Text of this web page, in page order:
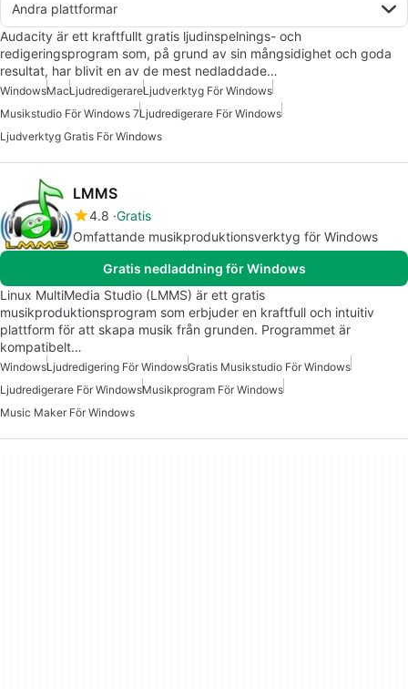
Andra plattformar
Audacity är ett kraftfullt gratis ljudinspelnings- och
redigeringsprogram som, på grund av sin mångsidighet och goda
resultat, har blivit en av de mest nedladdade…
WindowsMacLjudredigerareLjudverktyg För Windows
Musikstudio För Windows 7Ljudredigerare För Windows
Ljudverktyg Gratis För Windows
LMMS
4.8 Gratis
Omfattande musikproduktionsverktyg för Windows
Gratis nedladdning för Windows
Linux MultiMedia Studio (LMMS) är ett gratis
musikproduktionsprogram som erbjuder en kraftfull och intuitiv
plattform för att skapa musik från grunden. Programmet är
kompatibelt…
WindowsLjudredigering För WindowsGratis Musikstudio För Windows
Ljudredigerare För WindowsMusikprogram För Windows
Music Maker För Windows